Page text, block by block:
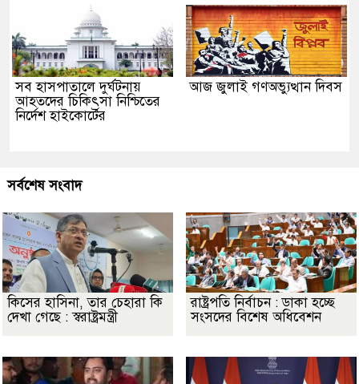
সব হাসপাতালে দুর্ঘটনায়
আহতদের চিকিৎসা নিশ্চিতের
নির্দেশ হাইকোর্টের
আজ জুলাই গণঅভ্যুত্থান দিবস
সর্বশেষ সংবাদ
কিসের হাসিনা, তার চেহারা কি
দেখা গেছে : স্বরাষ্ট্রমন্ত্রী
রাষ্ট্রপতি নির্বাচন : ডাকা হচ্ছে
সংসদের বিশেষ অধিবেশন